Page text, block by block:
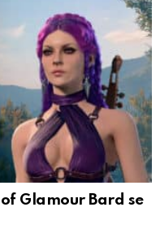
Glamour Bard se